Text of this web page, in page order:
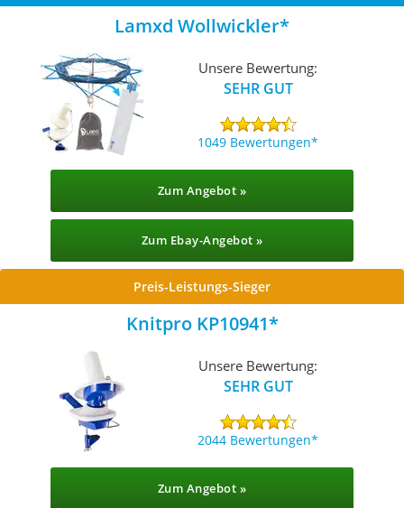
Lamxd Wollwickler
Unsere Bewertung:
SEHR GUT
1049 Bewertungen
Zum Angebot »
Zum Ebay-Angebot »
Preis-Leistungs-Sieger
Knitpro KP10941
Unsere Bewertung:
SEHR GUT
2044 Bewertungen
Zum Angebot »